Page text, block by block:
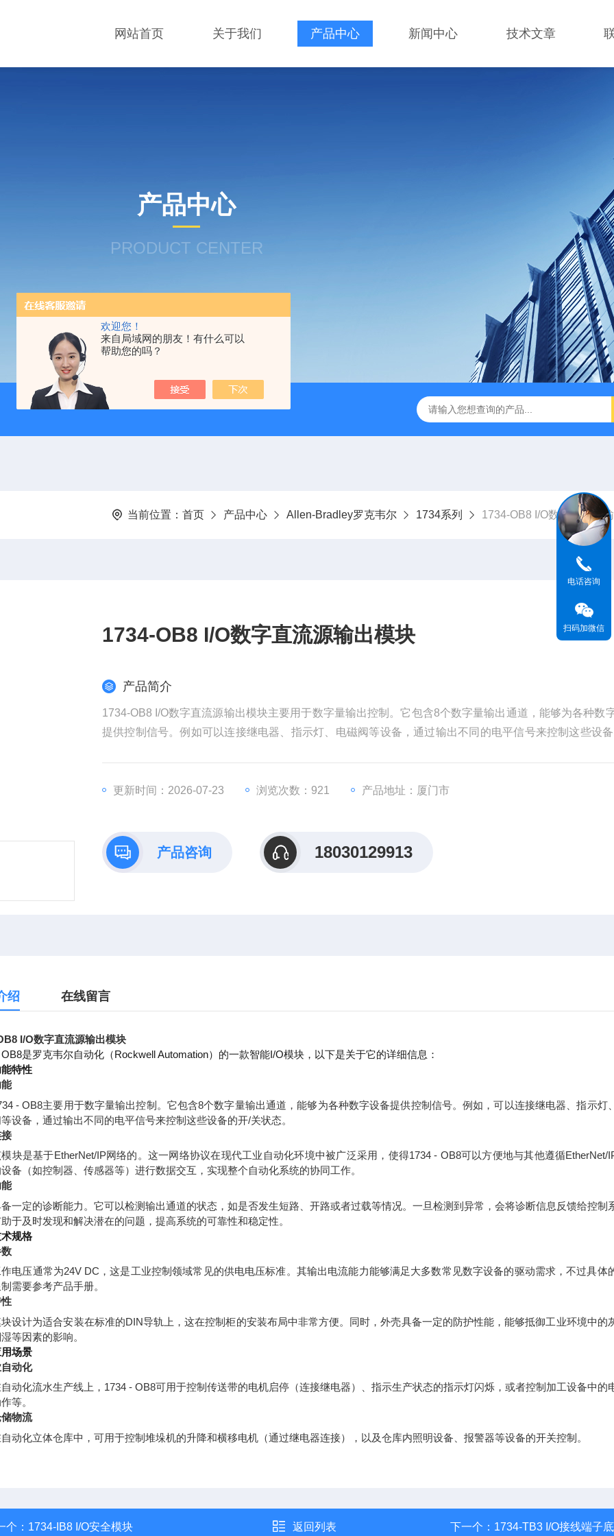
欢迎您！
来自局域网的朋友！有什么可以
帮助您的吗？
网站首页 关于我们 产品中心 新闻中心 技术文章
产品中心
PRODUCT CENTER
当前位置： 首页 产品中心 Allen-Bradley罗克韦尔 1734系列 1734-OB8 I/O数字直流源
1734-OB8 I/O数字直流源输出模块
产品简介
1734-OB8 I/O数字直流源输出模块主要用于数字量输出控制。它包含8个数字量输出通道，能够为各种数
提供控制信号。例如可以连接继电器、指示灯、电磁阀等设备，通过输出不同的电平信号来控制这些设
更新时间：2026-07-23 浏览次数：921 产品地址：厦门市
产品咨询 18030129913
绍 在线留言
I/O数字直流源输出模块
是罗克韦尔自动化（Rockwell Automation）的一款智能I/O模块，以下是关于它的详细信息：
特性
- OB8主要用于数字量输出控制。它包含8个数字量输出通道，能够为各种数字设备提供控制信号。例如，可以连接继电器、指示灯
设备，通过输出不同的电平信号来控制这些设备的开/关状态。
块是基于EtherNet/IP网络的。这一网络协议在现代工业自动化环境中被广泛采用，使得1734 - OB8可以方便地与其他遵循EtherNet/
备（如控制器、传感器等）进行数据交互，实现整个自动化系统的协同工作。
一定的诊断能力。它可以检测输出通道的状态，如是否发生短路、开路或者过载等情况。一旦检测到异常，会将诊断信息反馈给控制
于及时发现和解决潜在的问题，提高系统的可靠性和稳定性。
规格
电压通常为24V DC，这是工业控制领域常见的供电电压标准。其输出电流能力能够满足大多数常见数字设备的驱动需求，不过具体
需要参考产品手册。
设计为适合安装在标准的DIN导轨上，这在控制柜的安装布局中非常方便。同时，外壳具备一定的防护性能，能够抵御工业环境中的
等因素的影响。
场景
动化
动化流水生产线上，1734 - OB8可用于控制传送带的电机启停（连接继电器）、指示生产状态的指示灯闪烁，或者控制加工设备中的
等。
物流
动化立体仓库中，可用于控制堆垛机的升降和横移电机（通过继电器连接），以及仓库内照明设备、报警器等设备的开关控制。
个： 1734-IB8 I/O安全模块 返回列表 下一个： 1734-TB3 I/O接线端子
电话咨询
扫码加微信